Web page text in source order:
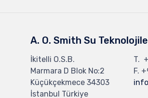
A. O. Smith Su
İkitelli O.S.B.
Marmara D Blok No:2
Küçükçekmece 34303
İstanbul Türkiye
T.
F.